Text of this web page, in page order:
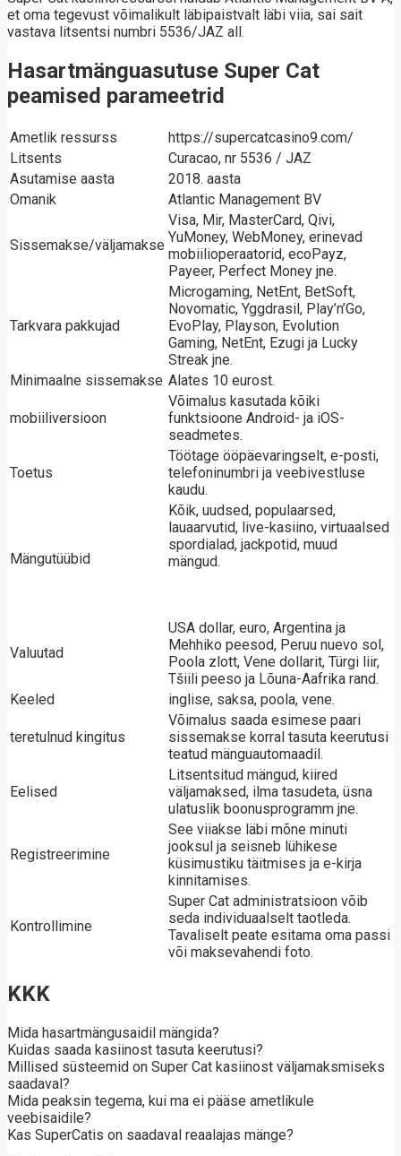
et oma tegevust võimalikult läbipaistvalt läbi viia, sai sait
vastava litsentsi numbri 5536/JAZ all.
Hasartmänguasutuse Super Cat
peamised parameetrid
Ametlik ressurss
https://supercatcasino9.com/
Litsents
Curacao, nr 5536 / JAZ
Asutamise aasta
2018. aasta
Omanik
Atlantic Management BV
Sissemakse/väljamakse
Visa, Mir, MasterCard, Qivi,
YuMoney, WebMoney, erinevad
mobiilioperaatorid, ecoPayz,
Payeer, Perfect Money jne.
Tarkvara pakkujad
Microgaming, NetEnt, BetSoft,
Novomatic, Yggdrasil, Play’n’Go,
EvoPlay, Playson, Evolution
Gaming, NetEnt, Ezugi ja Lucky
Streak jne.
Minimaalne sissemakse Alates 10 eurost.
mobiiliversioon
Võimalus kasutada kõiki
funktsioone Android- ja iOS-
seadmetes.
Toetus
Töötage ööpäevaringselt, e-posti,
telefoninumbri ja veebivestluse
kaudu.
Mängutüübid
Kõik, uudsed, populaarsed,
lauaarvutid, live-kasiino, virtuaalsed
spordialad, jackpotid, muud
mängud.
Valuutad
USA dollar, euro, Argentina ja
Mehhiko peesod, Peruu nuevo sol,
Poola zlott, Vene dollarit, Türgi liir,
Tšiili peeso ja Lõuna-Aafrika rand.
Keeled
inglise, saksa, poola, vene.
teretulnud kingitus
Võimalus saada esimese paari
sissemakse korral tasuta keerutusi
teatud mänguautomaadil.
Eelised
Litsentsitud mängud, kiired
väljamaksed, ilma tasudeta, üsna
ulatuslik boonusprogramm jne.
Registreerimine
See viiakse läbi mõne minuti
jooksul ja seisneb lühikese
küsimustiku täitmises ja e-kirja
kinnitamises.
Kontrollimine
Super Cat administratsioon võib
seda individuaalselt taotleda.
Tavaliselt peate esitama oma passi
või maksevahendi foto.
KKK
Mida hasartmängusaidil mängida?
Kuidas saada kasiinost tasuta keerutusi?
Millised süsteemid on Super Cat kasiinost väljamaksmiseks
saadaval?
Mida peaksin tegema, kui ma ei pääse ametlikule
veebisaidile?
Kas SuperCatis on saadaval reaalajas mänge?